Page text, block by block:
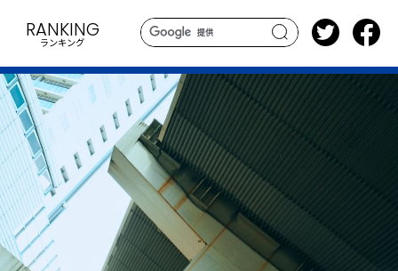
search
RANKING
ランキング